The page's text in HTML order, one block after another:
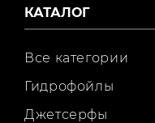
КАТАЛОГ
Все категории
Гидрофойлы
Джетсерфы